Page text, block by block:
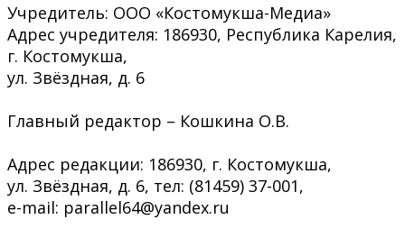
Учредитель: ООО «Костомукша-Медиа»
Адрес учредителя: 186930, Республика Карелия,
г. Костомукша,
ул. Звёздная, д. 6
Главный редактор – Кошкина О.В.
Адрес редакции: 186930, г. Костомукша,
ул. Звёздная, д. 6, тел: (81459) 37-001,
e-mail: parallel64@yandex.ru